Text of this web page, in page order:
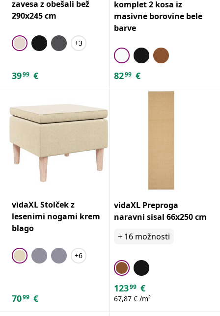
zavesa z obešali bež
290x245 cm
+3
3999 €
komplet 2 kosa iz
masivne borovine bele
barve
8299 €
vidaXL Stolček z
lesenimi nogami krem
blago
+6
7099 €
vidaXL Preproga
naravni sisal 66x250 cm
+ 16 možnosti
12399 €
67,87 € /m²